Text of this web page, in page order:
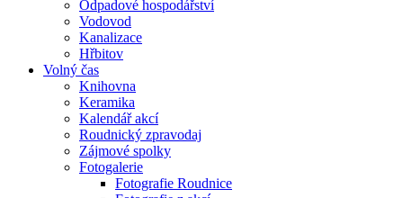
Odpadové hospodářství
Vodovod
Kanalizace
Hřbitov
Volný čas
Knihovna
Keramika
Kalendář akcí
Roudnický zpravodaj
Zájmové spolky
Fotogalerie
Fotografie Roudnice